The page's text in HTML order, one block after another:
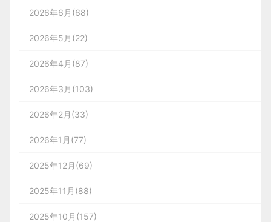
2026年6月(68)
2026年5月(22)
2026年4月(87)
2026年3月(103)
2026年2月(33)
2026年1月(77)
2025年12月(69)
2025年11月(88)
2025年10月(157)